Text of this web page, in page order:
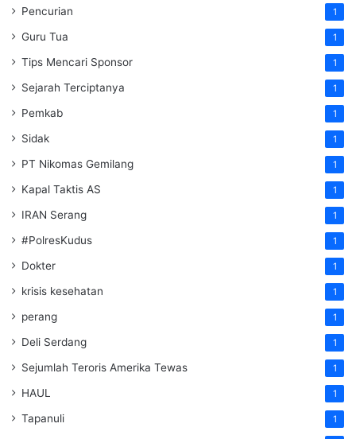
Pencurian 1
Guru Tua 1
Tips Mencari Sponsor 1
Sejarah Terciptanya 1
Pemkab 1
Sidak 1
PT Nikomas Gemilang 1
Kapal Taktis AS 1
IRAN Serang 1
#PolresKudus 1
Dokter 1
krisis kesehatan 1
perang 1
Deli Serdang 1
Sejumlah Teroris Amerika Tewas 1
HAUL 1
Tapanuli 1